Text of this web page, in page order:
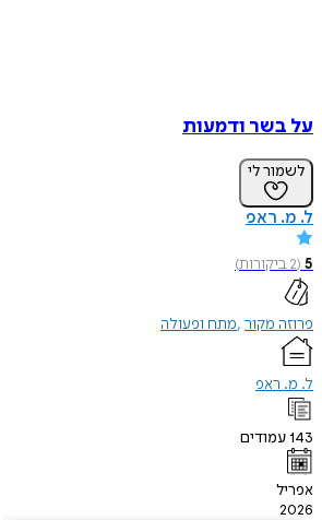
על בשר ודמעות
לשמור לי
ל. מ. ראפ
5
(
2ביקורות)
פרוזה מקור מתח ופעולה
ל. מ. ראפ
143עמודים
אפריל
2026